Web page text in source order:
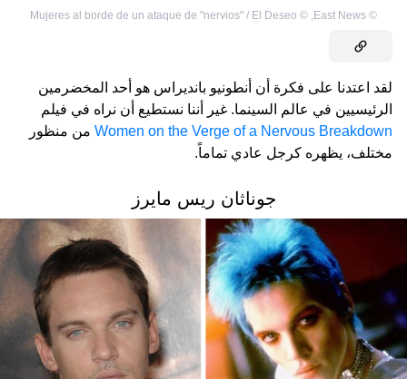
©
East News
,
©
Mujeres al borde de un ataque de "nervios" / El Deseo
لقد اعتدنا على فكرة أن أنطونيو بانديراس هو أحد المخضرمين
الرئيسيين في عالم السينما. غير أننا نستطيع أن نراه في فيلم
Women on the Verge of a Nervous Breakdown من منظور
مختلف، يظهره كرجل عادي تماماً.
جوناثان ريس مايرز